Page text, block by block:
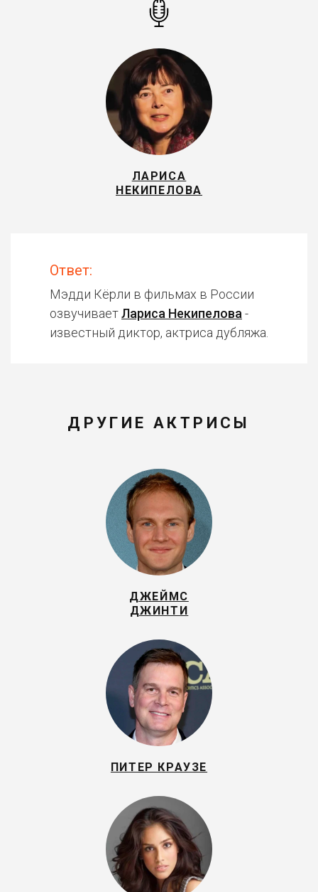
ЛАРИСА
НЕКИПЕЛОВА
Ответ:
Мэдди Кёрли в фильмах в России
озвучиваетЛариса Некипелова -
известный диктор, актриса дубляжа.
ДРУГИЕ АКТРИСЫ
ДЖЕЙМС
ДЖИНТИ
ПИТЕР КРАУЗЕ